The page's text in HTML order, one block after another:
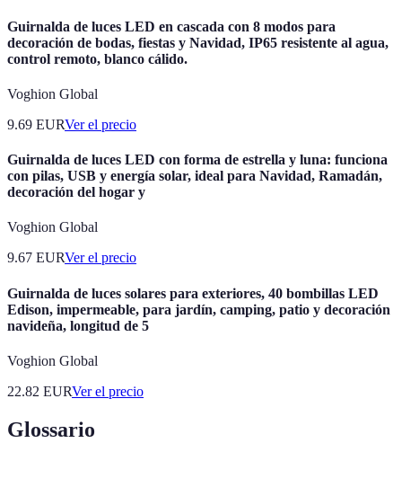
Guirnalda de luces LED en cascada con 8 modos para
decoración de bodas, fiestas y Navidad, IP65 resistente al agua,
control remoto, blanco cálido.
Voghion Global
9.69 EURVer el precio
Guirnalda de luces LED con forma de estrella y luna: funciona
con pilas, USB y energía solar, ideal para Navidad, Ramadán,
decoración del hogar y
Voghion Global
9.67 EURVer el precio
Guirnalda de luces solares para exteriores, 40 bombillas LED
Edison, impermeable, para jardín, camping, patio y decoración
navideña, longitud de 5
Voghion Global
22.82 EURVer el precio
Glossario